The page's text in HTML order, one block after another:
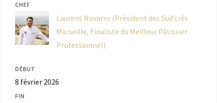
CHEF
Laurent Navarro (Président des Sud’crés
Marseille, Finaliste du Meilleur Pâtissier
Professionnel)
DÉBUT
8 février 2026
FIN